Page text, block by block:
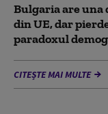
Bulgaria are
din UE, dar
paradoxul
CITEȘTE MAI MULTE